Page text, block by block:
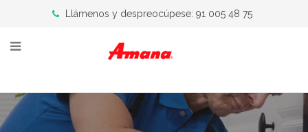
Llámenos y despreocúpese: 91 005 48 75